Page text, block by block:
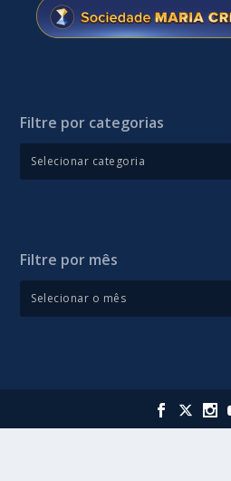
Filtre por categorias
Filtre por mês